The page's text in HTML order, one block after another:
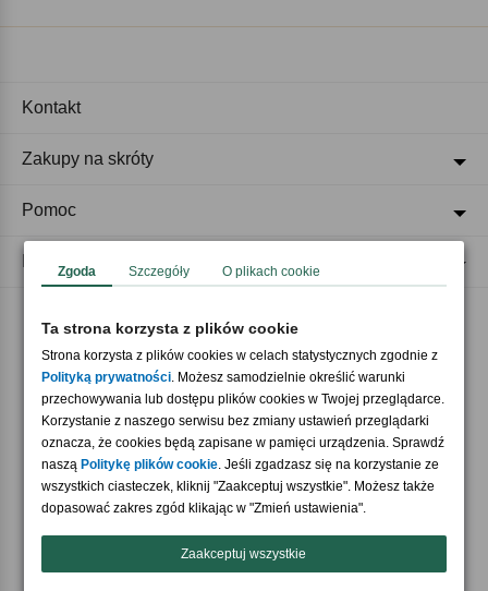
Akceptujemy płatności
Nasi partnerzy
Kontakt
Zakupy na skróty
Pomoc
Zgoda Szczegóły O plikach cookie
Ta strona korzysta z plików cookie
Strona korzysta z plików cookies w celach statystycznych zgodnie z
Polityką prywatności. Możesz samodzielnie określić warunki
przechowywania lub dostępu plików cookies w Twojej przeglądarce.
Korzystanie z naszego serwisu bez zmiany ustawień przeglądarki
oznacza, że cookies będą zapisane w pamięci urządzenia. Sprawdź
naszą Politykę plików cookie. Jeśli zgadzasz się na korzystanie ze
wszystkich ciasteczek, kliknij "Zaakceptuj wszystkie". Możesz także
dopasować zakres zgód klikając w "Zmień ustawienia".
Zaakceptuj wszystkie